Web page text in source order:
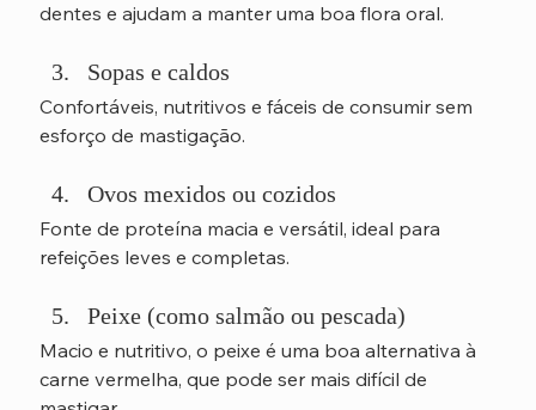
dentes e ajudam a manter uma boa flora oral.
Sopas e caldos
Confortáveis, nutritivos e fáceis de consumir sem
esforço de mastigação.
Ovos mexidos ou cozidos
Fonte de proteína macia e versátil, ideal para
refeições leves e completas.
Peixe (como salmão ou pescada)
Macio e nutritivo, o peixe é uma boa alternativa à
carne vermelha, que pode ser mais difícil de